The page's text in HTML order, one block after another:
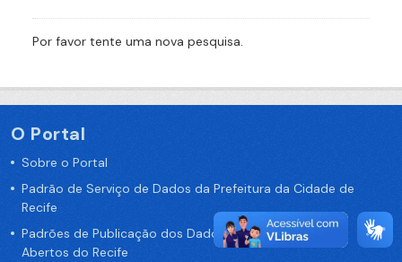
Por favor tente uma nova pesquisa.
O Portal
Sobre o Portal
Padrão de Serviço de Dados da Prefeitura da Cidade de
Recife
Padrões de Publicação dos Dados no Portal de Dados
Abertos do Recife